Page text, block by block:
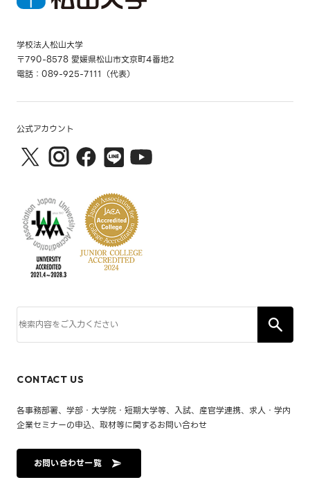
学校法人松山大学
〒790-8578 愛媛県松山市文京町4番地2
電話：089-925-7111（代表）
公式アカウント
CONTACT US
各事務部署、学部・大学院・短期大学等、入試、産官学連携、求人・学内
企業セミナーの申込、取材等に関するお問い合わせ
お問い合わせ一覧